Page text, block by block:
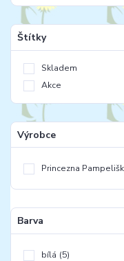
Štítky
Skladem
Akce
Výrobce
Princezna
Barva
bílá (5)